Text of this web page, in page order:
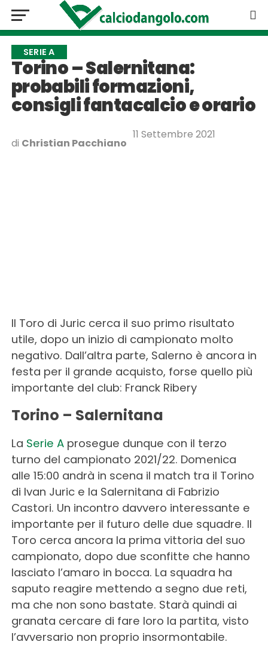
SERIE A
Torino – Salernitana:
probabili formazioni,
consigli fantacalcio e orario
di Christian Pacchiano
11 Settembre 2021
Il Toro di Juric cerca il suo primo risultato
utile, dopo un inizio di campionato molto
negativo. Dall’altra parte, Salerno è ancora in
festa per il grande acquisto, forse quello più
importante del club: Franck Ribery
Torino – Salernitana
La Serie Aprosegue dunque con il terzo
turno del campionato 2021/22. Domenica
alle 15:00 andrà in scena il match tra il Torino
di Ivan Juric e la Salernitana di Fabrizio
Castori. Un incontro davvero interessante e
importante per il futuro delle due squadre. Il
Toro cerca ancora la prima vittoria del suo
campionato, dopo due sconfitte che hanno
lasciato l’amaro in bocca. La squadra ha
saputo reagire mettendo a segno due reti,
ma che non sono bastate. Starà quindi ai
granata cercare di fare loro la partita, visto
l’avversario non proprio insormontabile.